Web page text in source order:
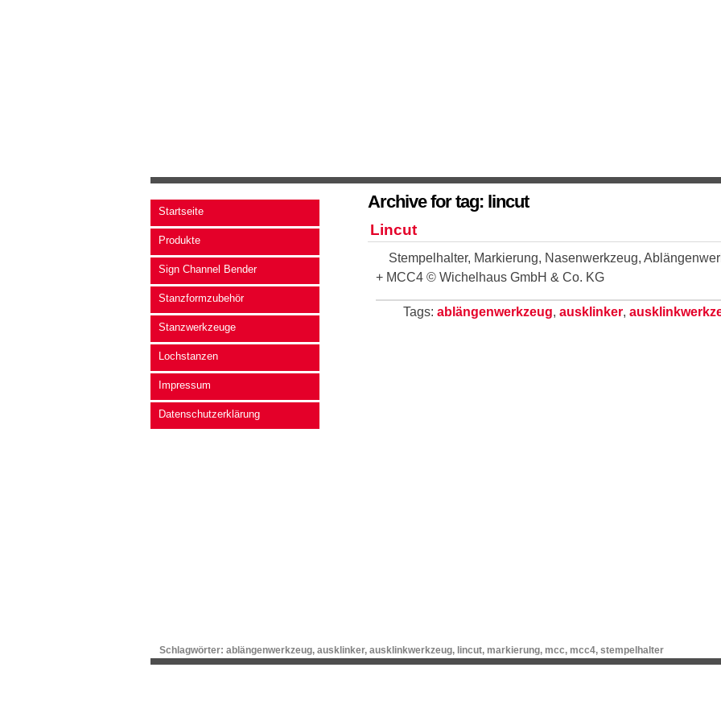
Archive for tag: lincut
Lincut
Stempelhalter, Markierung, Nasenwerkzeug,
+ MCC4 © Wichelhaus GmbH & Co. KG
Tags: ablängenwerkzeug, ausklinker,
Startseite
Produkte
Sign Channel Bender
Stanzformzubehör
Stanzwerkzeuge
Lochstanzen
Impressum
Datenschutzerklärung
Schlagwörter: ablängenwerkzeug, ausklinker, ausklinkwerkzeug, lincut, markierung, mcc, mcc4, stempelhalter